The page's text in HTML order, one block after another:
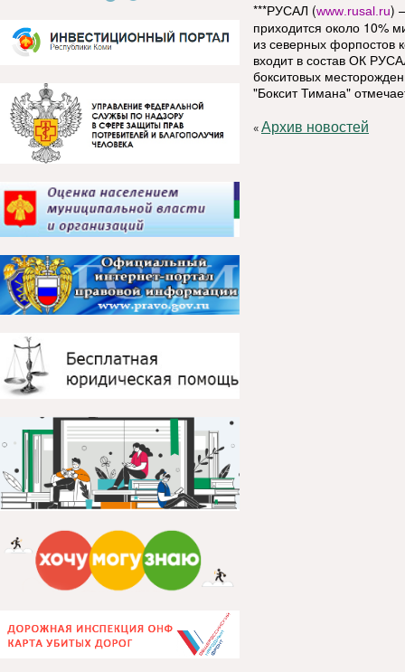
***РУСАЛ (www.rusal.ru)
приходится около 10%
из северных форпостов
входит в состав ОК
бокситовых
"Боксит Тимана"
«Архив новостей